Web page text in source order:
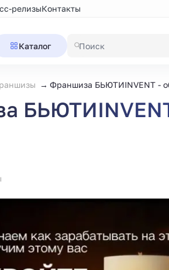
релизыКонтакты
Каталог
Франшиза БЬЮТИINVENT -